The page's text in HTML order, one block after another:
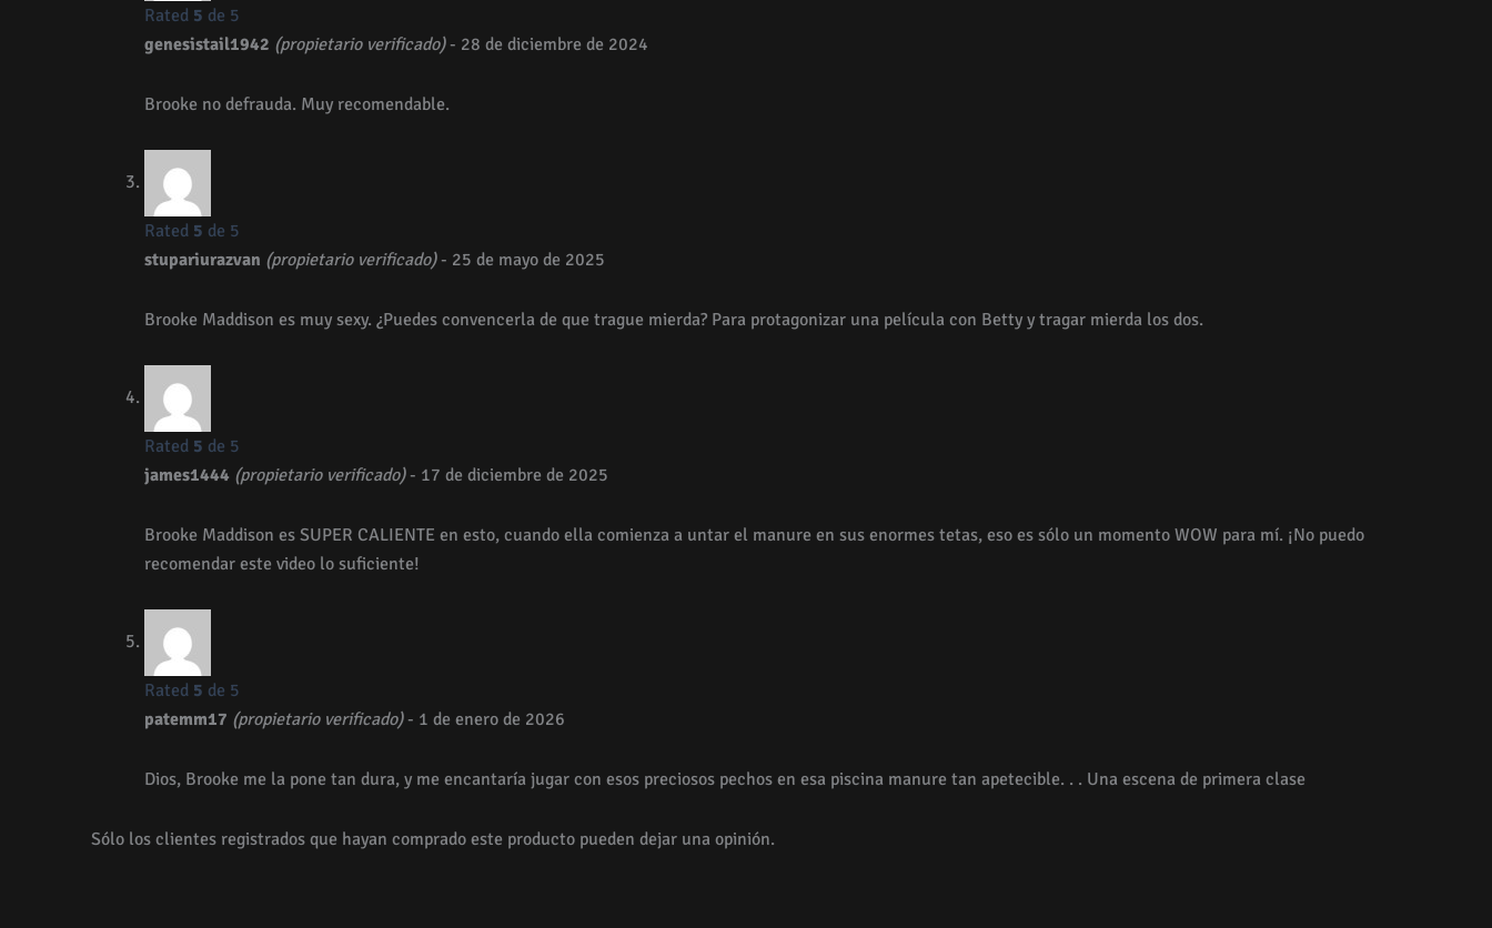
Rated 5 de 5
genesistail1942 (propietario verificado) - 28 de diciembre de 2024
Brooke no defrauda. Muy recomendable.
Rated 5 de 5
stupariurazvan (propietario verificado) - 25 de mayo de 2025
Brooke Maddison es muy sexy. ¿Puedes convencerla de que trague mierda? Para protagonizar una película con Betty y tragar mierda los dos.
Rated 5 de 5
james1444 (propietario verificado) - 17 de diciembre de 2025
Brooke Maddison es SUPER CALIENTE en esto, cuando ella comienza a untar el manure en sus enormes tetas, eso es sólo un momento WOW para mí. ¡No puedo
recomendar este video lo suficiente!
Rated 5 de 5
patemm17 (propietario verificado) - 1 de enero de 2026
Dios, Brooke me la pone tan dura, y me encantaría jugar con esos preciosos pechos en esa piscina manure tan apetecible. . . Una escena de primera clase
Sólo los clientes registrados que hayan comprado este producto pueden dejar una opinión.